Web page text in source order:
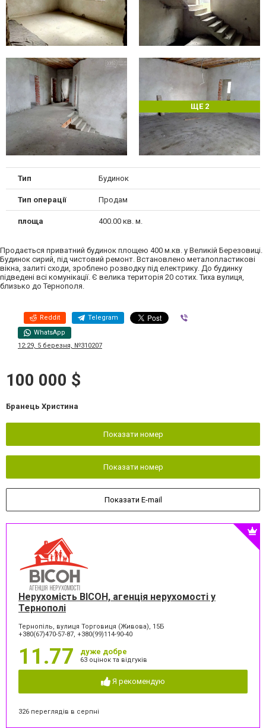
ЩЕ 2
Тип Будинок
Тип операції Продам
площа 400.00 кв. м.
Продається приватний будинок площею 400 м.кв. у Великій Березовиці.
Будинок сирий, під чистовий ремонт. Встановлено металопластикові
вікна, залиті сходи, зроблено розводку під електрику. До будинку
підведені всі комунікації. Є велика територія 20 сотих. Тиха вулиця,
близько до Тернополя.
Reddit Telegram
WhatsApp
12:29, 5 березня, №310207
100 000 $
Бранець Христина
Показати номер
Показати номер
Показати E-mail
Нерухомість ВІСОН, агенція нерухомості у
Тернополі
Тернопіль, вулиця Торговиця (Живова), 15Б
+380(67)470-57-87, +380(99)114-90-40
11.77 дуже добре
63 оцінок та відгуків
Я рекомендую
326 переглядів в серпні